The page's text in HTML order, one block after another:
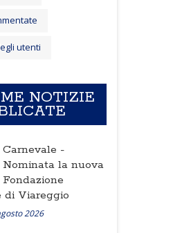
utenti
NOTIZIE
Carnevale -
Nominata la nuova
Fondazione
di Viareggio
2026